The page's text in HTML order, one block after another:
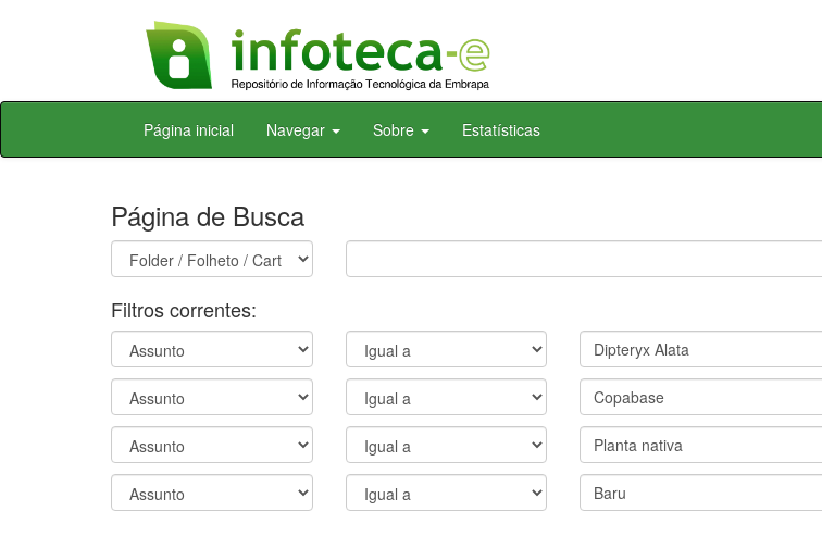
Skip
Página inicial Navegar Sobre Estatísticas
Página de Busca
Filtros correntes: